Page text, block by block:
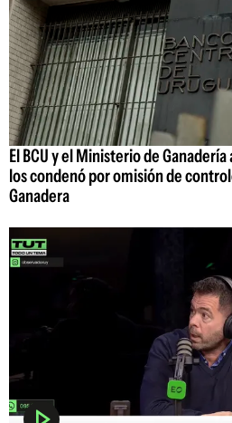
El BCU y el Ministerio de
los condenó por omisión de
Ganadera